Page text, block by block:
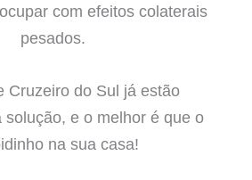
com efeitos colaterais
pesados.
Cruzeiro do Sul já estão
solução, e o melhor é que o
na sua casa!